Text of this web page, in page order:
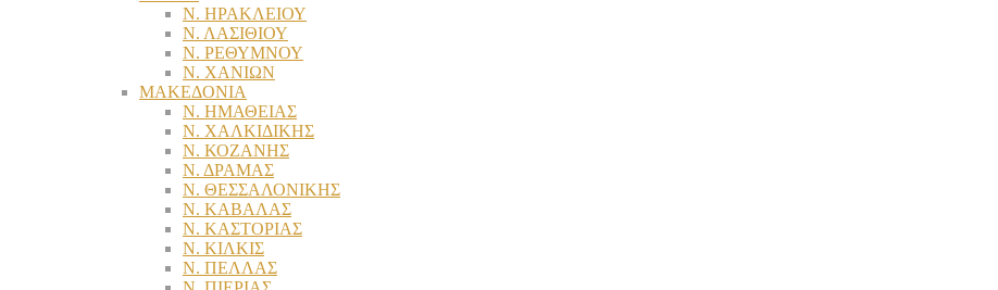
Ν. ΗΡΑΚΛΕΙΟΥ
Ν. ΛΑΣΙΘΙΟΥ
Ν. ΡΕΘΥΜΝΟΥ
Ν. ΧΑΝΙΩΝ
ΜΑΚΕΔΟΝΙΑ
Ν. ΗΜΑΘΕΙΑΣ
Ν. ΧΑΛΚΙΔΙΚΗΣ
Ν. ΚΟΖΑΝΗΣ
Ν. ΔΡΑΜΑΣ
Ν. ΘΕΣΣΑΛΟΝΙΚΗΣ
Ν. ΚΑΒΑΛΑΣ
Ν. ΚΑΣΤΟΡΙΑΣ
Ν. ΚΙΛΚΙΣ
Ν. ΠΕΛΛΑΣ